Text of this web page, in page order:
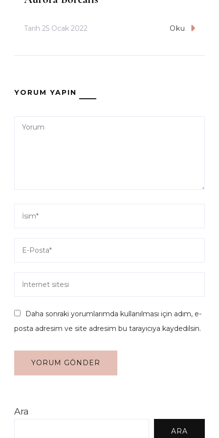
Tarih 25 Ocak 2022 Oku
YORUM YAPIN
Daha sonraki yorumlarımda kullanılması için adım, e-
posta adresim ve site adresim bu tarayıcıya kaydedilsin.
Ara
ARA